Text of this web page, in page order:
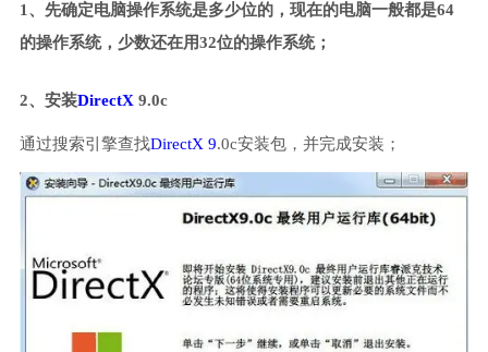
1、先确定电脑操作系统是多少位的，现在的电脑一般都是64
的操作系统，少数还在用32位的操作系统；
2、安装DirectX 9.0c
通过搜索引擎查找DirectX 9.0c安装包，并完成安装；